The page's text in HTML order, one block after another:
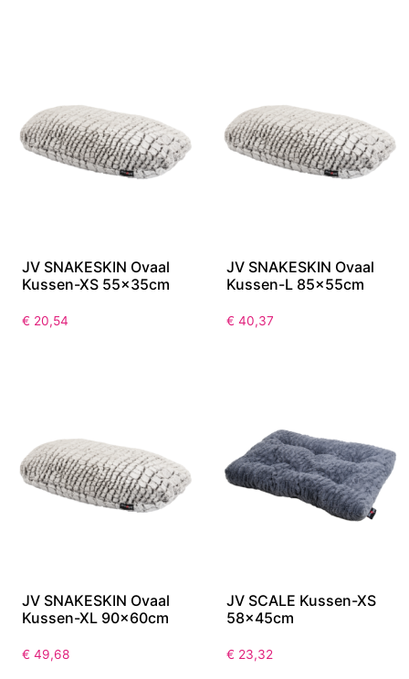
JV SNAKESKIN Ovaal
Kussen-XS 55x35cm
€ 20,54
JV SNAKESKIN Ovaal
Kussen-L 85x55cm
€ 40,37
JV SNAKESKIN Ovaal
Kussen-XL 90x60cm
€ 49,68
JV SCALE Kussen-XS
58x45cm
€ 23,32